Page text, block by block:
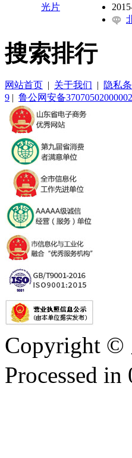
搜索排行
网站首页 | 关于我们 | 隐私
9 | 鲁公网安备
Copyright ©
Processed